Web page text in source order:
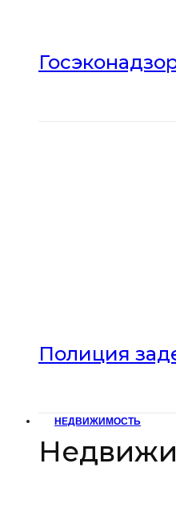
Полиция
НЕДВИЖИМОСТЬ